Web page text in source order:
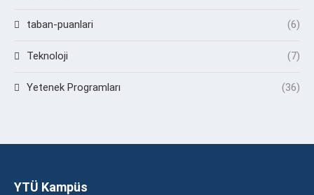
taban-puanlari (6)
Teknoloji (7)
Yetenek Programları (36)
YTÜ Kampüs